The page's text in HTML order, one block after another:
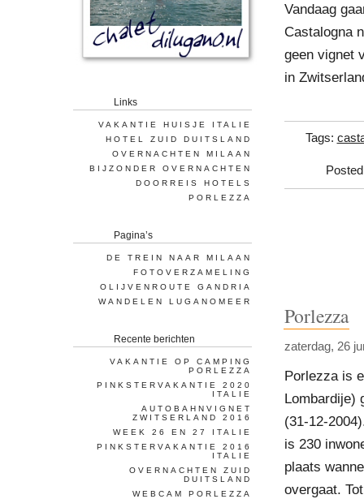
Vandaag
Castalogna
geen vignet
in
Tags:
Porlezza
zaterdag, 26
Porlezza is
Lombardije)
(31-12-
is 230
plaats
overgaat.
Links
VAKANTIE HUISJE ITALIE
HOTEL ZUID DUITSLAND
OVERNACHTEN MILAAN
BIJZONDER OVERNACHTEN
DOORREIS HOTELS
PORLEZZA
Pagina’s
DE TREIN NAAR MILAAN
FOTOVERZAMELING
OLIJVENROUTE GANDRIA
WANDELEN LUGANOMEER
Recente berichten
VAKANTIE OP CAMPING
PORLEZZA
PINKSTERVAKANTIE 2020
ITALIE
AUTOBAHNVIGNET
ZWITSERLAND 2016
WEEK 26 EN 27 ITALIE
PINKSTERVAKANTIE 2016
ITALIE
OVERNACHTEN ZUID
DUITSLAND
WEBCAM PORLEZZA